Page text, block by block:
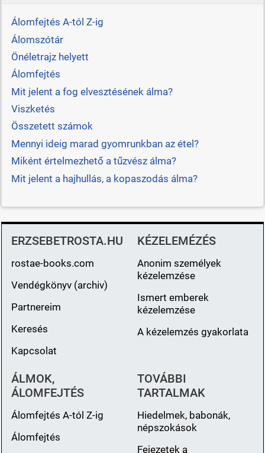
Álomfejtés A-tól Z-ig
Álomszótár
Önéletrajz helyett
Álomfejtés
Mit jelent a fog elvesztésének álma?
Viszketés
Összetett számok
Mennyi ideig marad gyomrunkban az étel?
Miként értelmezhető a tűzvész álma?
Mit jelent a hajhullás, a kopaszodás álma?
ERZSEBETROSTA.HU
rostae-books.com
Vendégkönyv (archiv)
Partnereim
Keresés
Kapcsolat
KÉZELEMÉZÉS
Anonim személyek
kézelemzése
Ismert emberek
kézelemzése
A kézelemzés gyakorlata
ÁLMOK,
ÁLOMFEJTÉS
Álomfejtés A-tól Z-ig
Álomfejtés
TOVÁBBI
TARTALMAK
Hiedelmek, babonák,
népszokások
Fejezetek a